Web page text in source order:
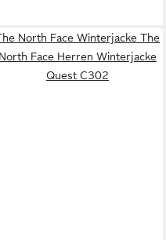
North Face Winterjacke The
North Face Herren Winterjacke
Quest C302